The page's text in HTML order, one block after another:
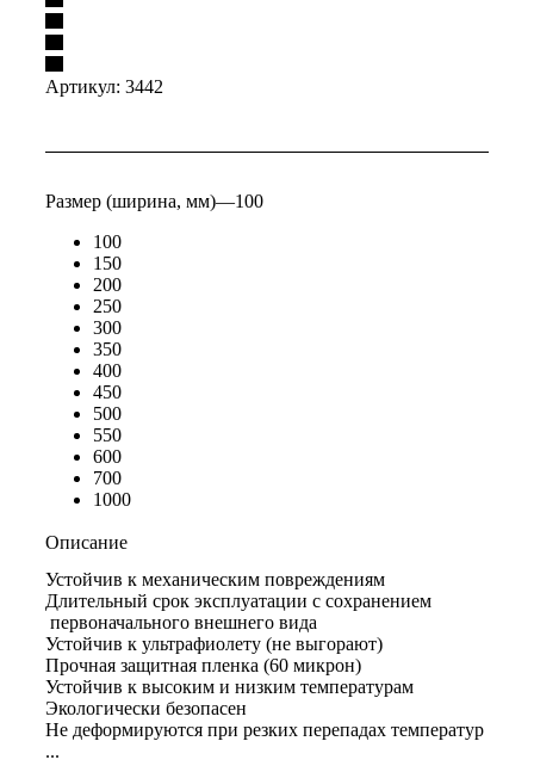
Артикул: 3442
Размер (ширина, мм)—100
100
150
200
250
300
350
400
450
500
550
600
700
1000
Описание
Устойчив к механическим повреждениям
Длительный срок эксплуатации с сохранением
первоначального внешнего вида
Устойчив к ультрафиолету (не выгорают)
Прочная защитная пленка (60 микрон)
Устойчив к высоким и низким температурам
Экологически безопасен
Не деформируются при резких перепадах температур
...